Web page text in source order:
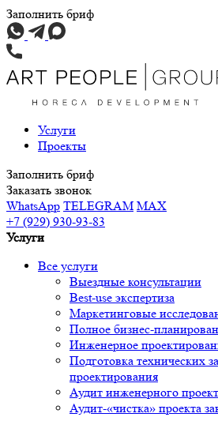
Заполнить бриф
Услуги
Проекты
Заполнить бриф
Заказать звонок
WhatsApp TELEGRAM MAX
+7 (929) 930-93-83
Услуги
Все услуги
Выездные консультации
Best-use экспертиза
Маркетинговые
Полное бизнес-
Инженерное
Подготовка технических
проектирования
Аудит инженерного
Аудит-«чистка» проекта